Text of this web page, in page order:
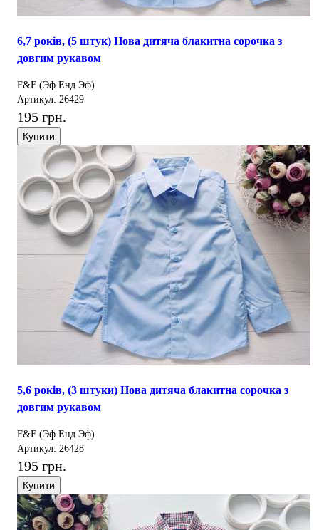
6,7 років, (5 штук) Нова дитяча блакитна сорочка з
довгим рукавом
F&F (Эф Енд Эф)
Артикул: 26429
195 грн.
Купити
5,6 років, (3 штуки) Нова дитяча блакитна сорочка з
довгим рукавом
F&F (Эф Енд Эф)
Артикул: 26428
195 грн.
Купити